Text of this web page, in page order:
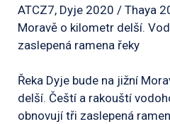
ATCZ7, Dyje 2020 / Thaya
Moravě o kilometr delší.
zaslepená ramena řeky
Řeka Dyje bude na jižní
delší. Čeští a rakouští
obnovují tři zaslepená